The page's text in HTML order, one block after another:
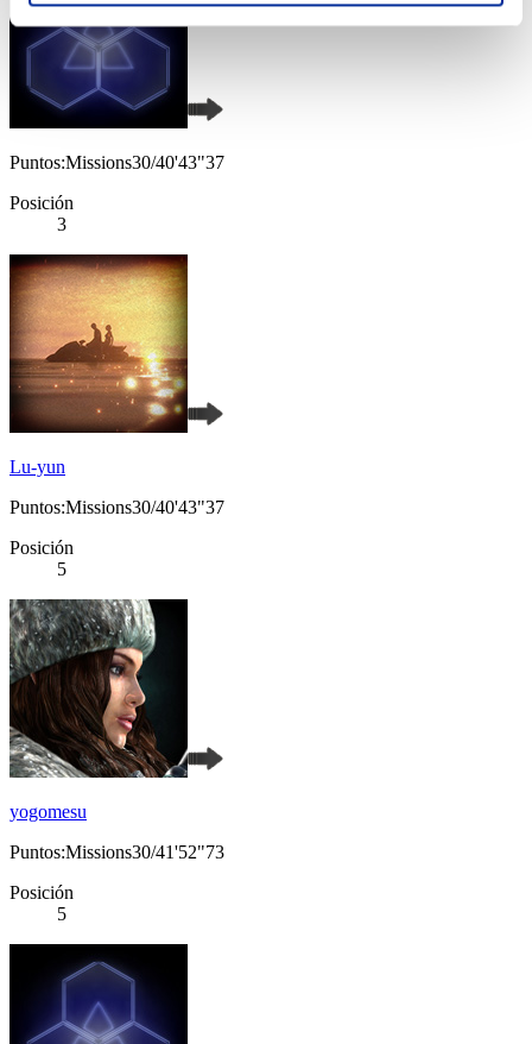
Puntos:Missions30/40'43"37
Posición
3
Lu-yun
Puntos:Missions30/40'43"37
Posición
5
yogomesu
Puntos:Missions30/41'52"73
Posición
5